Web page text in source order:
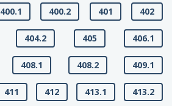
400.1 400.2 401 402
404.2 405 406.1
408.1 408.2 409.1
411 412 413.1 413.2